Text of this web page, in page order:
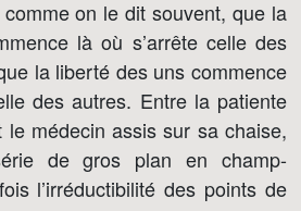
on le dit souvent, que la
là où s’arrête celle des
la liberté des uns commence
des autres. Entre la patiente
médecin assis sur sa chaise,
de gros plan en champ-
l’irréductibilité des points de